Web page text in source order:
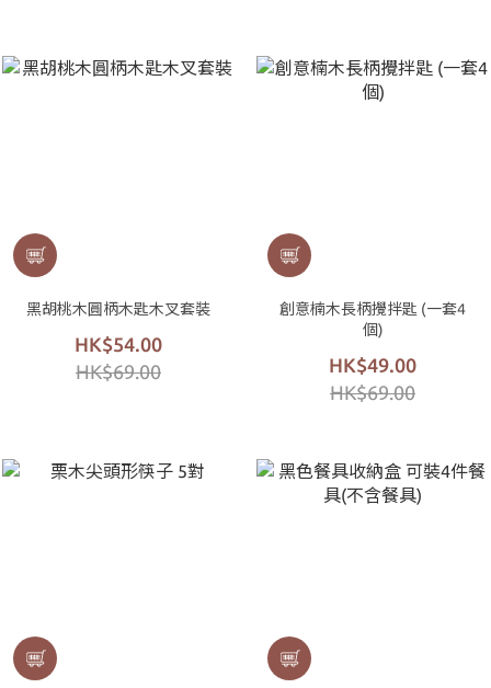
黑胡桃木圓柄木匙木叉套裝
HK$54.00
HK$69.00
創意楠木長柄攪拌匙 (一套4
個)
HK$49.00
HK$69.00